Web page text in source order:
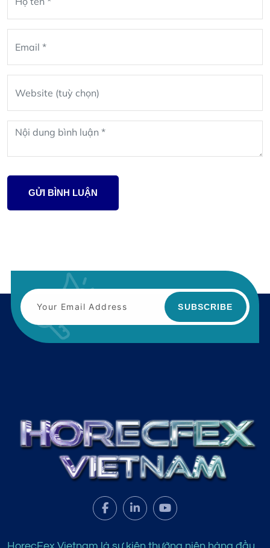
blank
GỬI BÌNH LUẬN
SUBSCRIBE
HorecFex Vietnam là sự kiện thường niên hàng đầu,